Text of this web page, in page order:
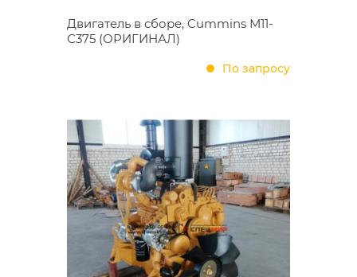
Двигатель в сборе, Cummins М11-
С375 (ОРИГИНАЛ)
По запросу